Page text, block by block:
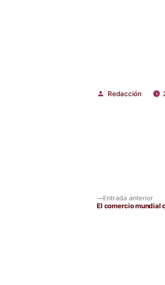
Publicado
Redacción
Entrada anterior
El comercio mundial